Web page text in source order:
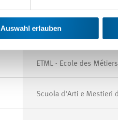
Auswahl erlauben
EPTM / MULLER
ETML - Ecole des
Scuola d'Arti e Mestieri